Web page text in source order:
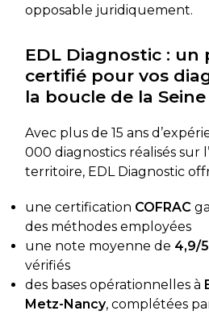
opposable juridiquement.
EDL Diagnostic : un
certifié pour vos
la boucle de la Seine
Avec plus de 15 ans
000 diagnostics réalisés sur
territoire, EDL Diagnostic
une certification COFRAC
des méthodes employées
une note moyenne de 4,9/5
vérifiés
des bases opérationnelles à
Metz-Nancy, complétées